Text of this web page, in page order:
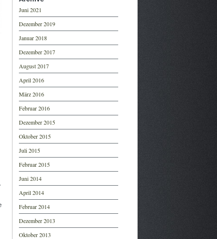
Juni 2021
Dezember 2019
Januar 2018
Dezember 2017
August 2017
April 2016
März 2016
Februar 2016
Dezember 2015
Oktober 2015
Juli 2015
Februar 2015
Juni 2014
April 2014
Februar 2014
Dezember 2013
Oktober 2013